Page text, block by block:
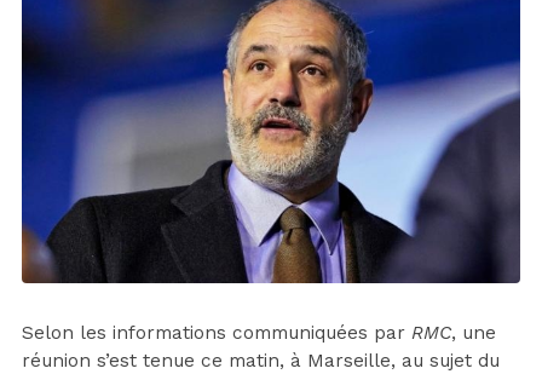
Selon les informations communiquées par RMC, une
réunion s’est tenue ce matin, à Marseille, au sujet du